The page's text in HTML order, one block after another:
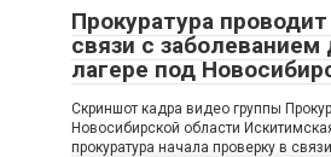
Прокуратура
связи с заболеванием
лагере под
Скриншот кадра видео группы
Новосибирской области
прокуратура начала проверку в связи